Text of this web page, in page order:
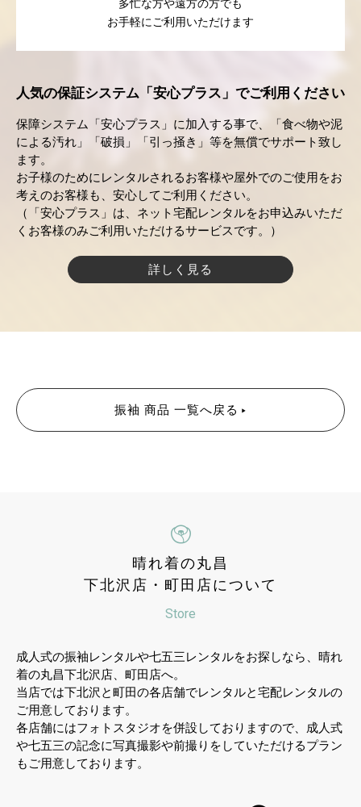
お手軽にご利用いただけます
人気の保証システム「安心プラス」でご利用ください
保障システム「安心プラス」に加入する事で、「食べ物や泥
による汚れ」「破損」「引っ掻き」等を無償でサポート致し
ます。
お子様のためにレンタルされるお客様や屋外でのご使用をお
考えのお客様も、安心してご利用ください。
（「安心プラス」は、ネット宅配レンタルをお申込みいただ
くお客様のみご利用いただけるサービスです。）
詳しく見る
振袖 商品 一覧へ戻る
晴れ着の丸昌
下北沢店・町田店について
Store
成人式の振袖レンタルや七五三レンタルをお探しなら、晴れ
着の丸昌下北沢店、町田店へ。
当店では下北沢と町田の各店舗でレンタルと宅配レンタルの
ご用意しております。
各店舗にはフォトスタジオを併設しておりますので、成人式
や七五三の記念に写真撮影や前撮りをしていただけるプラン
もご用意しております。